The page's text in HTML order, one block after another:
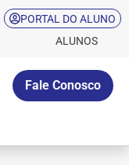
PORTAL DO ALUNO
ALUNOS
Fale Conosco